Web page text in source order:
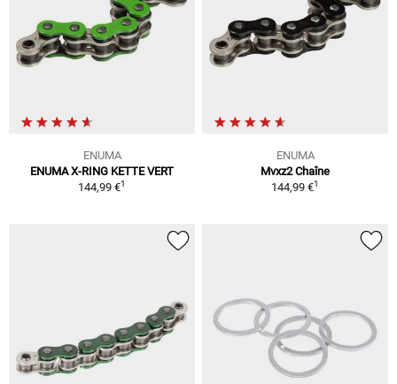
ENUMA
ENUMA X-RING KETTE VERT
144,99 €1
ENUMA
Mvxz2 Chaîne
144,99 €1